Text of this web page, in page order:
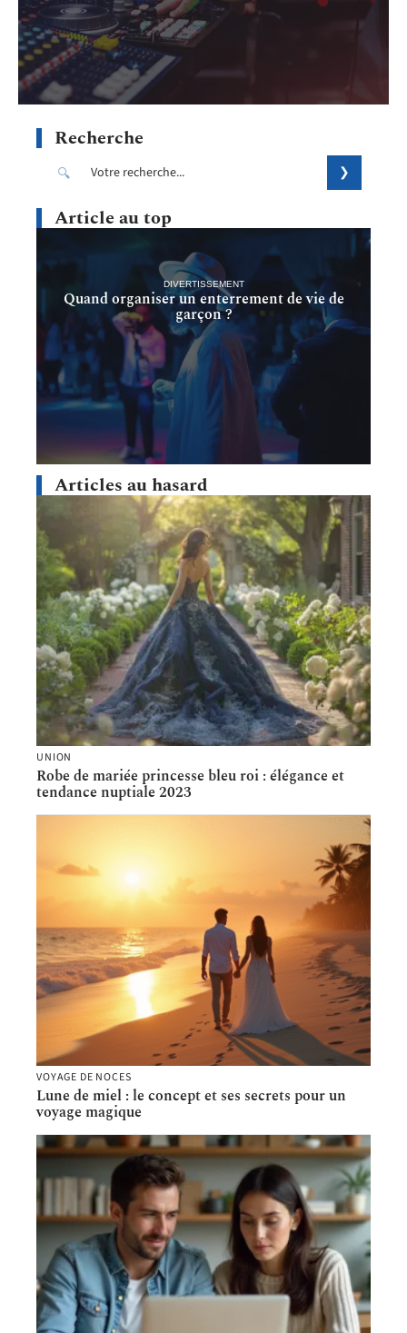
Recherche
Article au top
DIVERTISSEMENT
Quand organiser un enterrement de vie de
garçon ?
Articles au hasard
UNION
Robe de mariée princesse bleu roi : élégance et
tendance nuptiale 2023
VOYAGE DE NOCES
Lune de miel : le concept et ses secrets pour un
voyage magique